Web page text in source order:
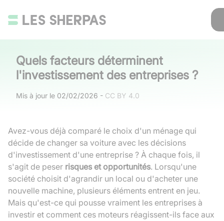
Quels facteurs déterminent
l'investissement des entreprises ?
Mis à jour le 02/02/2026 - CC BY 4.0
Avez-vous déjà comparé le choix d'un ménage qui
décide de changer sa voiture avec les décisions
d'investissement d'une entreprise ? À chaque fois, il
s'agit de peser risques et opportunités. Lorsqu'une
société choisit d'agrandir un local ou d'acheter une
nouvelle machine, plusieurs éléments entrent en jeu.
Mais qu'est-ce qui pousse vraiment les entreprises à
investir et comment ces moteurs réagissent-ils face aux